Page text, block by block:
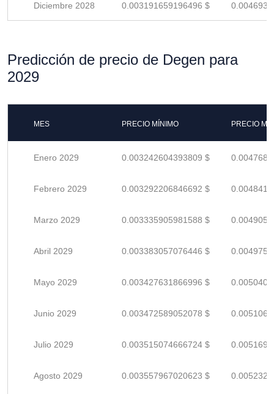
Diciembre 2028 0.003191659196496 $
Predicción de precio de Degen para
2029
MES PRECIO MÍNIMO PRECIO
Enero 2029 0.003242604393809 $
Febrero 2029 0.003292206846692 $
Marzo 2029 0.003335905981588 $
Abril 2029 0.003383057076446 $
Mayo 2029 0.003427631866996 $
Junio 2029 0.003472589052078 $
Julio 2029 0.003515074666724 $
Agosto 2029 0.003557967020623 $